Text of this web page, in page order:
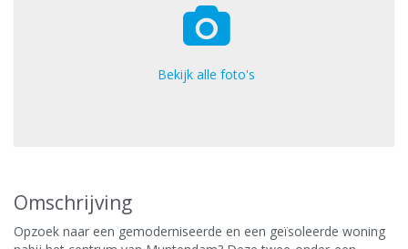
Bekijk alle foto's
Omschrijving
Opzoek naar een gemoderniseerde en een geïsoleerde woning